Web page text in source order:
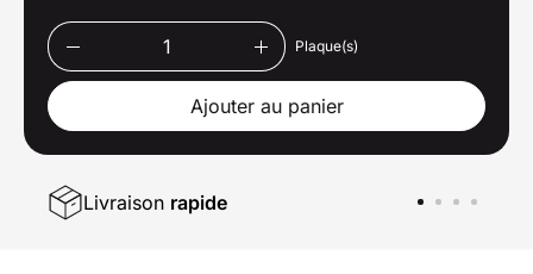
Plaque(s)
Ajouter au panier
Livraison rapide